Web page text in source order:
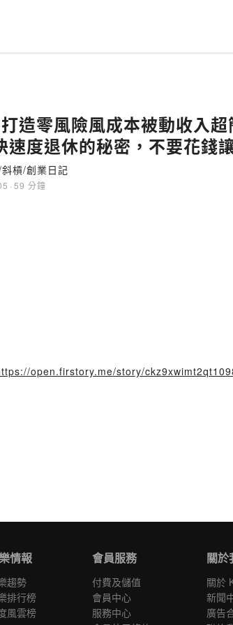
造零風險風成本被動收入
速度退休的秘密，不要花錢
槓/創業日記
· 59 分鐘
open.firstory.me/story/
情報
趨勢
排行榜
風雲榜
會員服務
付費及儲值
會員中心
服務中心
關於
關於
新聞
廣告